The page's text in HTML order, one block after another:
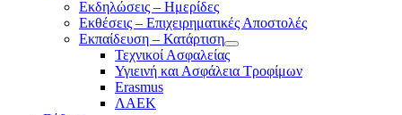
Εκδηλώσεις – Ημερίδες
Εκθέσεις – Επιχειρηματικές Αποστολές
Εκπαίδευση – Κατάρτιση
Τεχνικοί Ασφαλείας
Υγιεινή και Ασφάλεια Τροφίμων
Erasmus
ΛΑΕΚ